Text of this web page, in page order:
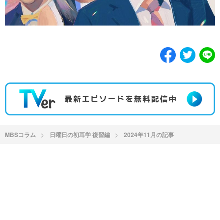
MBSコラム 日曜日の初耳学 復習編 2024年11月の記事